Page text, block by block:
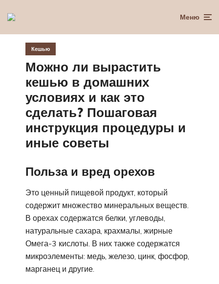
Меню
Кешью
Можно ли вырастить
кешью в домашних
условиях и как это
сделать? Пошаговая
инструкция процедуры и
иные советы
Польза и вред орехов
Это ценный пищевой продукт, который
содержит множество минеральных веществ.
В орехах содержатся белки, углеводы,
натуральные сахара, крахмалы, жирные
Омега-3 кислоты. В них также содержатся
микроэлементы: медь, железо, цинк, фосфор,
марганец и другие.